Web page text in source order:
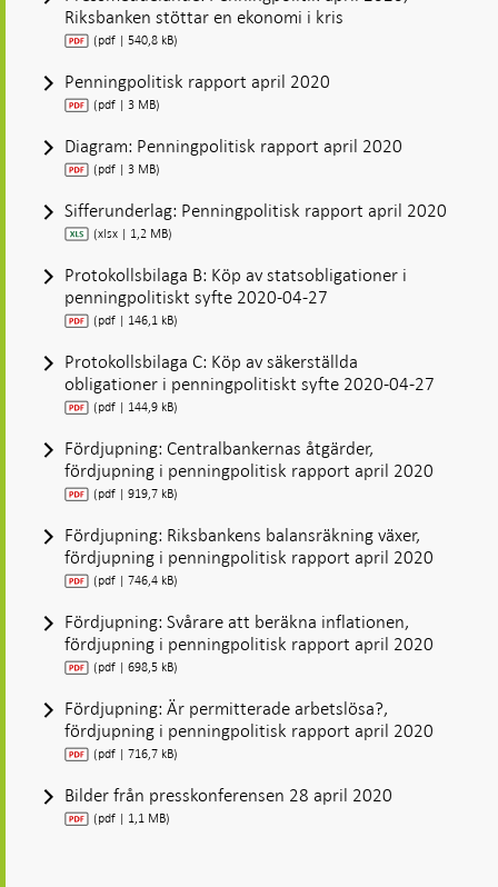
Riksbanken stöttar en ekonomi i kris
(pdf | 540,8 kB)
Penningpolitisk rapport april 2020
(pdf | 3 MB)
Diagram: Penningpolitisk rapport april 2020
(pdf | 3 MB)
Sifferunderlag: Penningpolitisk rapport april 2020
(xlsx | 1,2 MB)
Protokollsbilaga B: Köp av statsobligationer i
penningpolitiskt syfte 2020-04-27
(pdf | 146,1 kB)
Protokollsbilaga C: Köp av säkerställda
obligationer i penningpolitiskt syfte 2020-04-27
(pdf | 144,9 kB)
Fördjupning: Centralbankernas åtgärder,
fördjupning i penningpolitisk rapport april 2020
(pdf | 919,7 kB)
Fördjupning: Riksbankens balansräkning växer,
fördjupning i penningpolitisk rapport april 2020
(pdf | 746,4 kB)
Fördjupning: Svårare att beräkna inflationen,
fördjupning i penningpolitisk rapport april 2020
(pdf | 698,5 kB)
Fördjupning: Är permitterade arbetslösa?,
fördjupning i penningpolitisk rapport april 2020
(pdf | 716,7 kB)
Bilder från presskonferensen 28 april 2020
(pdf | 1,1 MB)